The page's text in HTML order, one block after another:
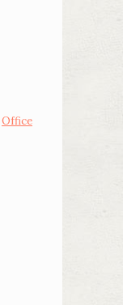
Office